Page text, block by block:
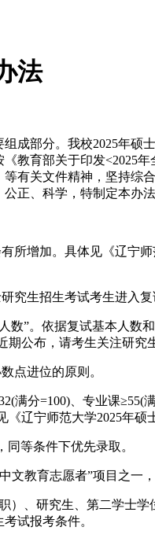
法
成部分。我校2025年硕
教育部关于印发<2025
有关文件精神，坚持
正、科学，特制定本办法
所增加。具体见《辽宁
生招生考试考生进入
”。依据复试基本人
公布，请考生关注研究
点进位的原则。
分=100)、专业课≥55(
辽宁师范大学2025年硕
等条件下优先录取。
文教育志愿者”项目之一
）、研究生、第二学士
试报考条件。